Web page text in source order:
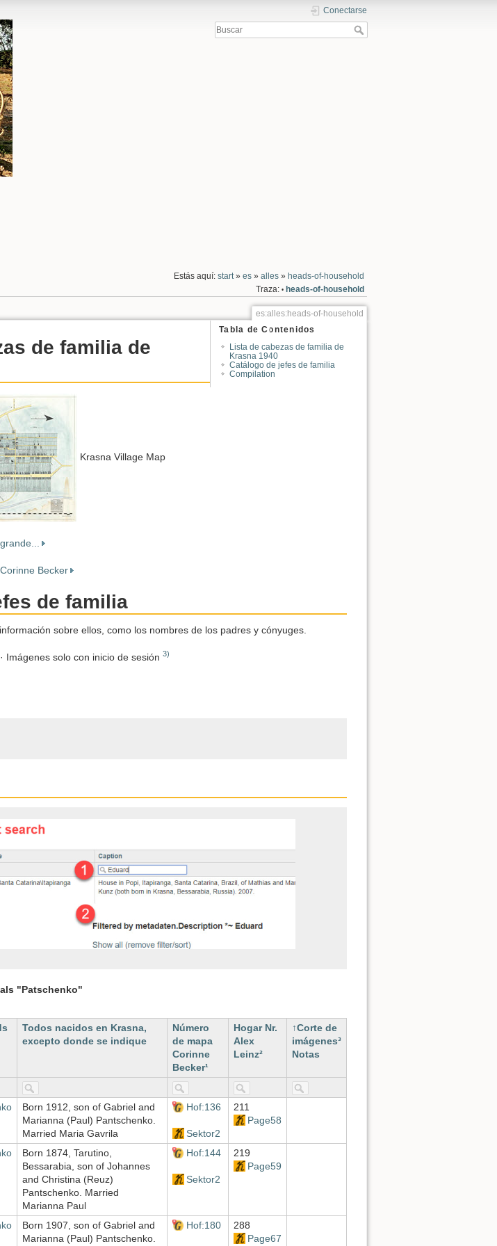
Conectarse
Estás aquí: start» es» alles» heads-of-household
Traza: • heads-of-household
es:alles:heads-of-household
Tabla de Contenidos
Lista de cabezas de familia de
Krasna 1940
Catálogo de jefes de familia
Compilation
de familia de
Krasna Village Map
Becker
de familia
sobre ellos, como los nombres de los padres y cónyuges.
· Imágenes solo con inicio de sesión 3)
"Patschenko"
Todos nacidos en Krasna,
excepto donde se indique
Número
de mapa
Corinne
Becker¹
Hogar Nr.
Alex
Leinz²
Corte de
imágenes³
Notas
Born 1912, son of Gabriel and
Marianna (Paul) Pantschenko.
Married Maria Gavrila
Hof:136
Sektor2
211
Page58
Born 1874, Tarutino,
Bessarabia, son of Johannes
and Christina (Reuz)
Pantschenko. Married
Marianna Paul
Hof:144
Sektor2
219
Page59
Born 1907, son of Gabriel and
Marianna (Paul) Pantschenko.
Hof:180
288
Page67